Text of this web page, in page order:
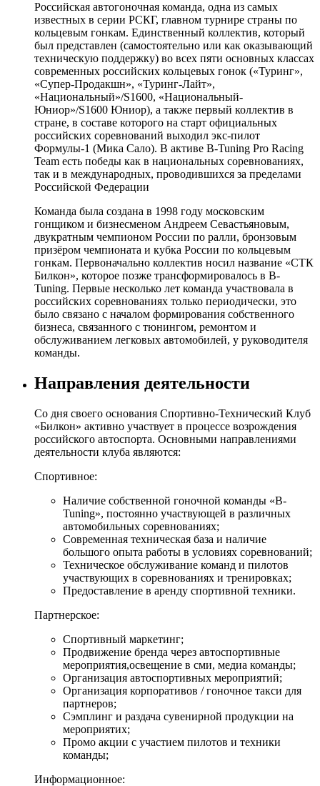
Российская автогоночная команда, одна из самых
известных в серии РСКГ, главном турнире страны по
кольцевым гонкам. Единственный коллектив, который
был представлен (самостоятельно или как оказывающий
техническую поддержку) во всех пяти основных классах
современных российских кольцевых гонок («Туринг»,
«Супер-Продакшн», «Туринг-Лайт»,
«Национальный»/S1600, «Национальный-
Юниор»/S1600 Юниор), а также первый коллектив в
стране, в составе которого на старт официальных
российских соревнований выходил экс-пилот
Формулы-1 (Мика Сало). В активе B-Tuning Pro Racing
Team есть победы как в национальных соревнованиях,
так и в международных, проводившихся за пределами
Российской Федерации
Команда была создана в 1998 году московским
гонщиком и бизнесменом Андреем Севастьяновым,
двукратным чемпионом России по ралли, бронзовым
призёром чемпионата и кубка России по кольцевым
гонкам. Первоначально коллектив носил название «СТК
Билкон», которое позже трансформировалось в B-
Tuning. Первые несколько лет команда участвовала в
российских соревнованиях только периодически, это
было связано с началом формирования собственного
бизнеса, связанного с тюнингом, ремонтом и
обслуживанием легковых автомобилей, у руководителя
команды.
Направления деятельности
Со дня своего основания Спортивно-Технический Клуб
«Билкон» активно участвует в процессе возрождения
российского автоспорта. Основными направлениями
деятельности клуба являются:
Спортивное:
Наличие собственной гоночной команды «B-
Tuning», постоянно участвующей в различных
автомобильных соревнованиях;
Современная техническая база и наличие
большого опыта работы в условиях соревнований;
Техническое обслуживание команд и пилотов
участвующих в соревнованиях и тренировках;
Предоставление в аренду спортивной техники.
Партнерское:
Спортивный маркетинг;
Продвижение бренда через автоспортивные
мероприятия,освещение в сми, медиа команды;
Организация автоспортивных мероприятий;
Организация корпоративов / гоночное такси для
партнеров;
Сэмплинг и раздача сувенирной продукции на
мероприятих;
Промо акции с участием пилотов и техники
команды;
Информационное: